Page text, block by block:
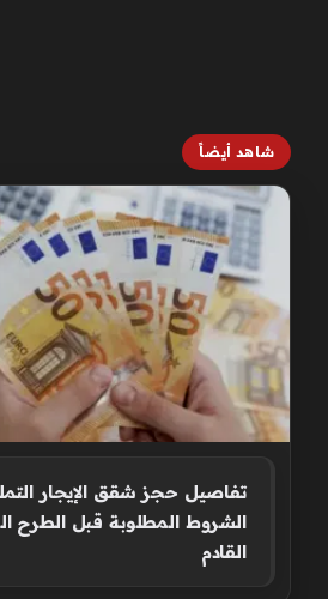
شاهد أيضاً
تفاصيل حجز شقق الإيجار
الشروط المطلوبة قبل الطرح
القادم